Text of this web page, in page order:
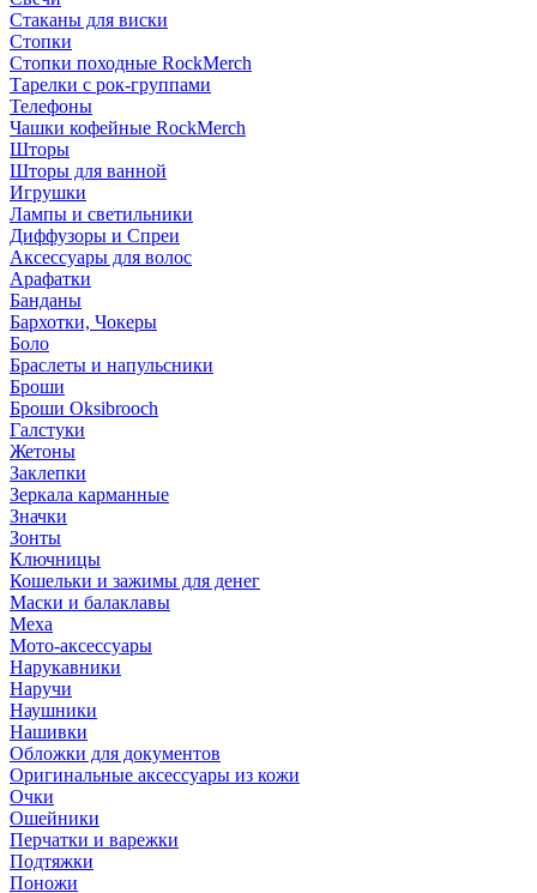
Стаканы для виски
Стопки
Стопки походные RockMerch
Тарелки с рок-группами
Телефоны
Чашки кофейные RockMerch
Шторы
Шторы для ванной
Игрушки
Лампы и светильники
Диффузоры и Спреи
Аксессуары для волос
Арафатки
Банданы
Бархотки, Чокеры
Боло
Браслеты и напульсники
Броши
Броши Oksibrooch
Галстуки
Жетоны
Заклепки
Зеркала карманные
Значки
Зонты
Ключницы
Кошельки и зажимы для денег
Маски и балаклавы
Меха
Мото-аксессуары
Нарукавники
Наручи
Наушники
Нашивки
Обложки для документов
Оригинальные аксессуары из кожи
Очки
Ошейники
Перчатки и варежки
Подтяжки
Поножи